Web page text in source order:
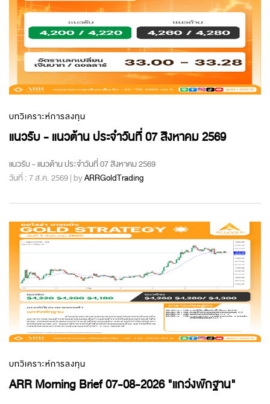
บทวิเคราะห์การลงทุน
แนวรับ - แนวต้าน ประจำวันที่ 07 สิงหาคม 2569
แนวรับ - แนวต้าน ประจำวันที่ 07 สิงหาคม 2569
วันที่ : 7 ส.ค. 2569 | byARRGoldTrading
บทวิเคราะห์การลงทุน
ARR Morning Brief 07-08-2026 "แกว่งพักฐาน"